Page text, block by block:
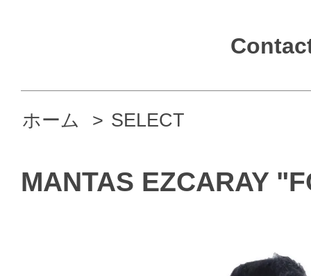
ホーム > SELECT
MANTAS EZCARAY